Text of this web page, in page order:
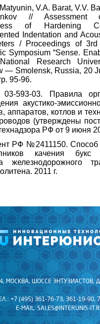
V.A. Barat, V.V.
// Assessment
of Hardening
Indentation and
/ Proceedings of 3rd
Symposium “Sense.
Research
― Smolensk, Russia, 20
95-96.
593-03. Правила
акустико-
аппаратов, котлов и
(утверждены
РФ от 9 июня
РФ №2411150. Способ
качения букс
железнодорожного
2011 г.
МОСКВА, ШОССЕ ЭНТУЗИАСТОВ,
+7 (495) 361-76-73, 361-19-90,
E-MAIL: SALES@INTERUNIS-